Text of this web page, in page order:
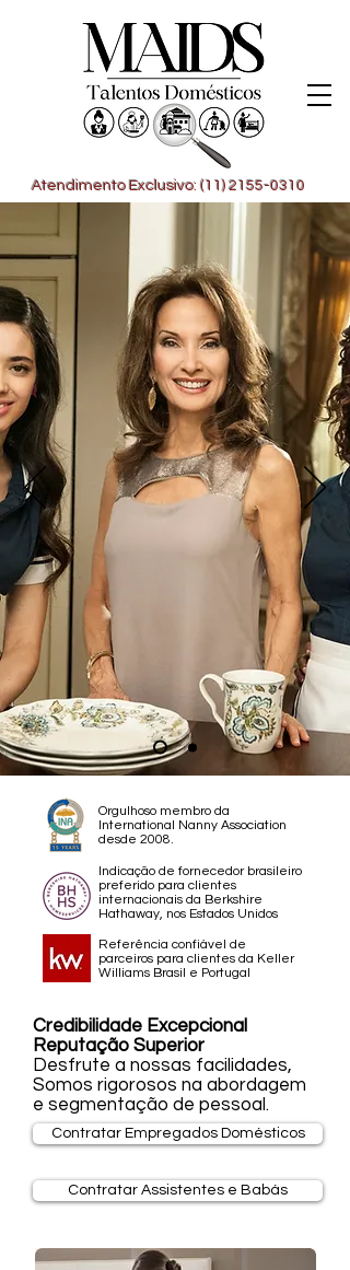
Atendimento Exclusivo: (11) 2155-0310
Orgulhoso membro da
International Nanny Association
desde 2008.
Indicação de fornecedor brasileiro
preferido para clientes
internacionais da Berkshire
Hathaway, nos Estados Unidos
Referência confiável de
parceiros para clientes da Keller
Williams Brasil e Portugal
Credibilidade Excepcional
Reputação Superior
Desfrute a nossas facilidades,
Somos rigorosos na abordagem
e segmentação de pessoal.
Contratar Empregados Domésticos
Contratar Assistentes e Babás